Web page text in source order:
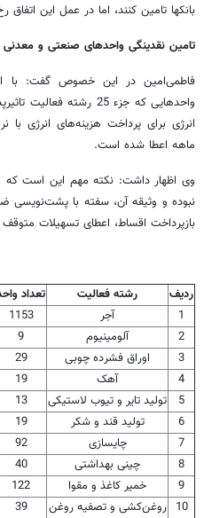
بانکها تامین کنند، اما در عمل این اتفاق
تامین نقدینگی واحدهای صنعتی و معدنی
فاطمی‌امین در این خصوص گفت: با
واحدهایی که جزء 25
ماهه اعطا شده است.
وی اظهار داشت: نکته مهم این است که
نبوده و وثیقه آن، سفته با پشت‌نویسی
بازپرداخت اقساط، اعطای تسهیلات
ردیف رشته فعالیت تعداد
1
آجر 1153
2
آلومینیوم 9
3
اوراق فشرده چوبی 29
4
آهک 19
5
تولید تایر و تیوب لاستیکی 13
6
تولید قند و شکر 19
7
چایسازی 92
8
چینی بهداشتی 40
9
خمیر کاغذ و مقوا 122
10 روغن‌کشی و تصفیه روغن 39